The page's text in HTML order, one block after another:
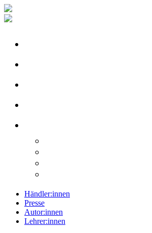
Händler:innen
Presse
Autor:innen
Lehrer:innen